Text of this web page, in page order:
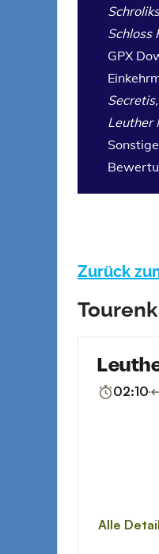
Schloss
GPX
Secretis,
Leuther
Zurück